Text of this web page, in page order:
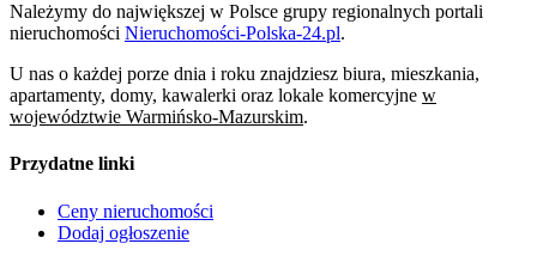
Należymy do największej w Polsce grupy regionalnych portali
nieruchomości Nieruchomości-Polska-24.pl.
U nas o każdej porze dnia i roku znajdziesz biura, mieszkania,
apartamenty, domy, kawalerki oraz lokale komercyjne w
województwie Warmińsko-Mazurskim.
Przydatne linki
Ceny nieruchomości
Dodaj ogłoszenie